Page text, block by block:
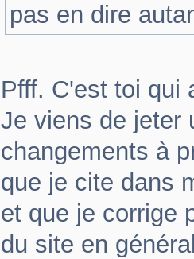
pas en dire
Pfff. C'est toi qui
Je viens de
changements à
que je cite dans
et que je corrige
du site en